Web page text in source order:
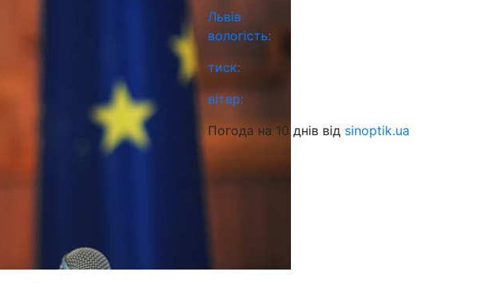
Львів
вологість:
тиск:
вітер:
Погода на 10 днів від sinoptik.ua